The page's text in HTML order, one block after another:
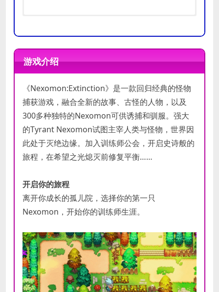
配置
配置
游戏介绍
《Nexomon:Extinction》是一款回归经典的怪物
捕获游戏，融合全新的故事、古怪的人物，以及
300多种独特的Nexomon可供诱捕和驯服。强大
的Tyrant Nexomon试图主宰人类与怪物，世界因
此处于灭绝边缘。加入训练师公会，开启史诗般的
旅程，在希望之光熄灭前修复平衡……
开启你的旅程
离开你成长的孤儿院，选择你的第一只
Nexomon，开始你的训练师生涯。